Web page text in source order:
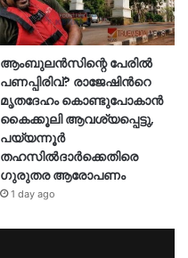
ആംബുലൻസിന്റെ പേരിൽ
പണപ്പിരിവ്? രാജേഷിന്‍റെ
മൃതദേഹം കൊണ്ടുപോകാൻ
കൈക്കൂലി ആവശ്യപ്പെട്ടു,
പയ്യന്നൂർ
തഹസിൽദാർക്കെതിരെ
ഗുരുതര ആരോപണം
1 day ago